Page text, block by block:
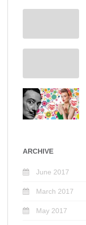
ARCHIVE
June 2017
March 2017
May 2017